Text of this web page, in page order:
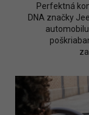
Perfektná
DNA značky